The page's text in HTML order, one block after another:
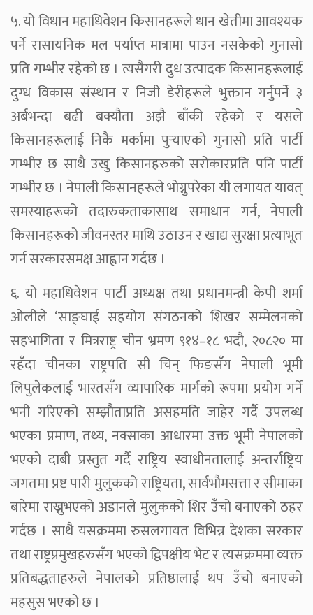
५. यो विधान महाधिवेशन किसानहरूले धान खेतीमा आवश्यक
पर्ने रासायनिक मल पर्याप्त मात्रामा पाउन नसकेको गुनासो
प्रति गम्भीर रहेको छ । त्यसैगरी दुध उत्पादक किसानहरूलाई
दुग्ध विकास संस्थान र निजी डेरीहरूले भुक्तान गर्नुपर्ने ३
अर्बभन्दा बढी बक्यौता अझै बाँकी रहेको र यसले
किसानहरूलाई निकै मर्कामा पुर्‍याएको गुनासो प्रति पार्टी
गम्भीर छ साथै उखु किसानहरुको सरोकारप्रति पनि पार्टी
गम्भीर छ । नेपाली किसानहरूले भोग्नुपरेका यी लगायत यावत्
समस्याहरूको तदारुकताकासाथ समाधान गर्न, नेपाली
किसानहरूको जीवनस्तर माथि उठाउन र खाद्य सुरक्षा प्रत्याभूत
गर्न सरकारसमक्ष आह्वान गर्दछ ।
६. यो महाधिवेशन पार्टी अध्यक्ष तथा प्रधानमन्त्री केपी शर्मा
ओलीले ‘साङ्घाई सहयोग संगठनको शिखर सम्मेलनको
सहभागिता र मित्रराष्ट्र चीन भ्रमण ९१४–१८ भदौ, २०८२० मा
रहँदा चीनका राष्ट्रपति सी चिन् फिङसँग नेपाली भूमी
लिपुलेकलाई भारतसँग व्यापारिक मार्गको रूपमा प्रयोग गर्ने
भनी गरिएको सम्झौताप्रति असहमति जाहेर गर्दै उपलब्ध
भएका प्रमाण, तथ्य, नक्साका आधारमा उक्त भूमी नेपालको
भएको दाबी प्रस्तुत गर्दै राष्ट्रिय स्वाधीनतालाई अन्तर्राष्ट्रिय
जगतमा प्रष्ट पारी मुलुकको राष्ट्रियता, सार्वभौमसत्ता र सीमाका
बारेमा राख्नुभएको अडानले मुलुकको शिर उँचो बनाएको ठहर
गर्दछ । साथै यसक्रममा रुसलगायत विभिन्न देशका सरकार
तथा राष्ट्रप्रमुखहरुसँग भएको द्विपक्षीय भेट र त्यसक्रममा व्यक्त
प्रतिबद्धताहरुले नेपालको प्रतिष्ठालाई थप उँचो बनाएको
महसुस भएको छ ।